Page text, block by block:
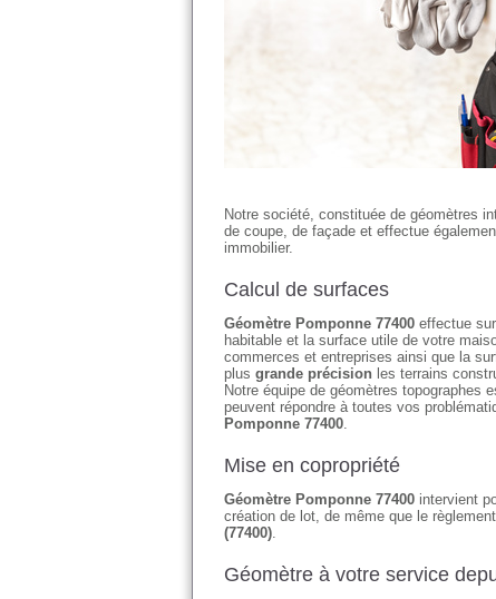
Notre société, constituée de géomètres
de coupe, de façade et effectue
immobilier.
Calcul de surfaces
Géomètre Pomponne 77400 effectue
habitable et la surface utile de votre
commerces et entreprises ainsi que la
plus grande précision les terrains
Notre équipe de géomètres topographes
peuvent répondre à toutes vos
Pomponne 77400.
Mise en copropriété
Géomètre Pomponne 77400 intervient
création de lot, de même que le
(77400).
Géomètre à votre service